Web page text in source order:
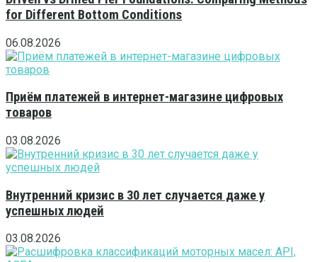
for Different Bottom Conditions
06.08.2026
Приём платежей в интернет-магазине цифровых
товаров
03.08.2026
Внутренний кризис в 30 лет случается даже у
успешных людей
03.08.2026